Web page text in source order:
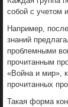
собой с учетом
Например,
знаний
проблемными
прочитанным
«Война и мир»,
прочитанных
Такая форма